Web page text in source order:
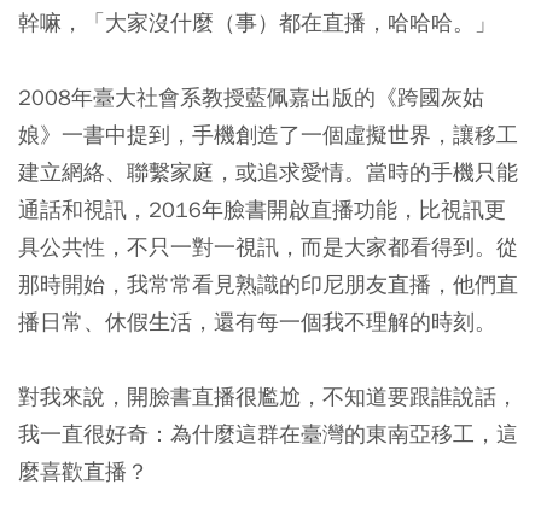
幹嘛，「大家沒什麼（事）都在直播，哈哈哈。」
2008年臺大社會系教授藍佩嘉出版的《跨國灰姑
娘》一書中提到，手機創造了一個虛擬世界，讓移工
建立網絡、聯繫家庭，或追求愛情。當時的手機只能
通話和視訊，2016年臉書開啟直播功能，比視訊更
具公共性，不只一對一視訊，而是大家都看得到。從
那時開始，我常常看見熟識的印尼朋友直播，他們直
播日常、休假生活，還有每一個我不理解的時刻。
對我來說，開臉書直播很尷尬，不知道要跟誰說話，
我一直很好奇：為什麼這群在臺灣的東南亞移工，這
麼喜歡直播？